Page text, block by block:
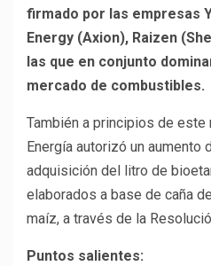
firmado por las empresas
Energy (Axion), Raizen
las que en conjunto
mercado de combustibles.
También a principios de este
Energía autorizó un aumento
adquisición del litro de
elaborados a base de caña
maíz, a través de la
Puntos salientes: